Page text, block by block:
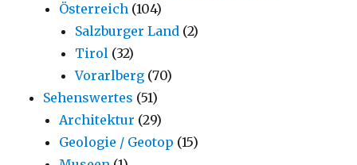
Österreich (104)
Salzburger Land (2)
Tirol (32)
Vorarlberg (70)
Sehenswertes (51)
Architektur (29)
Geologie / Geotop (15)